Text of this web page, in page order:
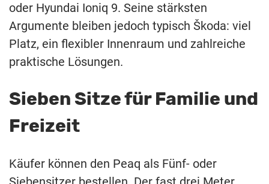
oder Hyundai Ioniq 9. Seine stärksten
Argumente bleiben jedoch typisch Škoda: viel
Platz, ein flexibler Innenraum und zahlreiche
praktische Lösungen.
Sieben Sitze für Familie und
Freizeit
Käufer können den Peaq als Fünf- oder